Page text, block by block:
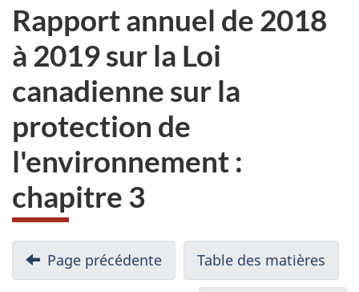
Rapport annuel de 2018
à 2019 sur la Loi
canadienne sur la
protection de
l'environnement :
chapitre 3
N
a
Page précédente
Rapport
Table des matières